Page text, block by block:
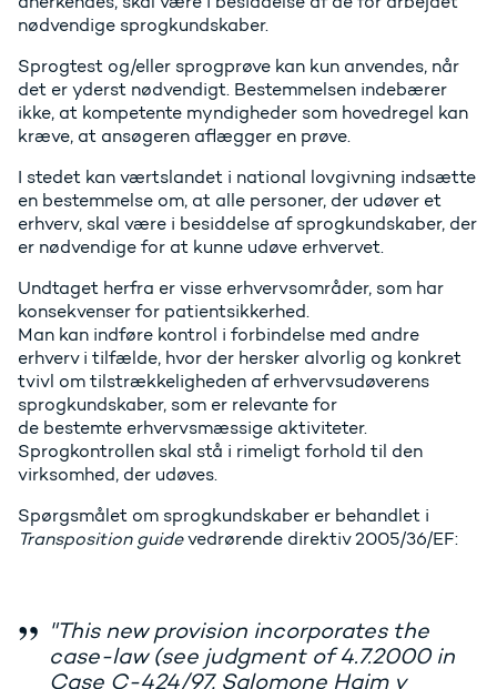
nødvendige sprogkundskaber.
Sprogtest og/eller sprogprøve kan kun anvendes, når
det er yderst nødvendigt. Bestemmelsen indebærer
ikke, at kompetente myndigheder som hovedregel kan
kræve, at ansøgeren aflægger en prøve.
I stedet kan værtslandet i national lovgivning indsætte
en bestemmelse om, at alle personer, der udøver et
erhverv, skal være i besiddelse af sprogkundskaber, der
er nødvendige for at kunne udøve erhvervet.
Undtaget herfra er visse erhvervsområder, som har
konsekvenser for patientsikkerhed.
Man kan indføre kontrol i forbindelse med andre
erhverv i tilfælde, hvor der hersker alvorlig og konkret
tvivl om tilstrækkeligheden af erhvervsudøverens
sprogkundskaber, som er relevante for
de bestemte erhvervsmæssige aktiviteter.
Sprogkontrollen skal stå i rimeligt forhold til den
virksomhed, der udøves.
Spørgsmålet om sprogkundskaber er behandlet i
Transposition guidevedrørende direktiv 2005/36/EF:
"This new provision incorporates the
case-law (see judgment of 4.7.2000 in
Case C-424/97, Salomone Haim v